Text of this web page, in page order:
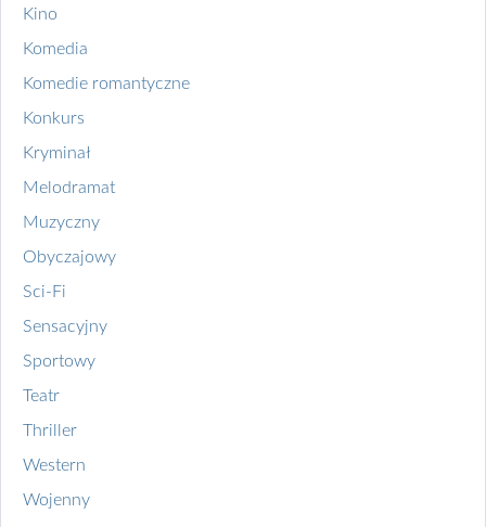
Kino
Komedia
Komedie romantyczne
Konkurs
Kryminał
Melodramat
Muzyczny
Obyczajowy
Sci-Fi
Sensacyjny
Sportowy
Teatr
Thriller
Western
Wojenny